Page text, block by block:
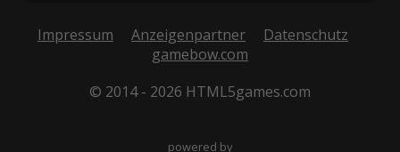
Impressum Anzeigenpartner
Datenschutz
gamebow.com
© 2014 - 2026 HTML5games.com
powered by